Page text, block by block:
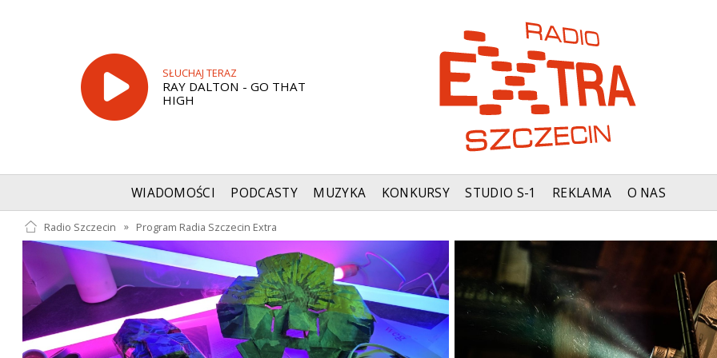
SŁUCHAJ TERAZ
RAY DALTON - GO THAT
HIGH
WIADOMOŚCI PODCASTY MUZYKA KONKURSY STUDIO S-1 REKLAMA O NAS
Radio Szczecin » Program Radia Szczecin Extra